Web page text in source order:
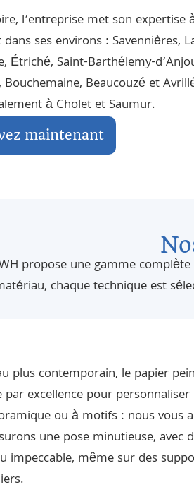
l’entreprise met son expertise
ses environs : Savennières,
, Étriché, Saint-Barthélemy-
Bouchemaine, Beaucouzéet
à Cholet et Saumur.
maintenant
WH propose une gamme
chaque technique est
plus contemporain, le papier
excellence pour
ou à motifs : nous vous
une pose minutieuse, avec
impeccable, même sur des